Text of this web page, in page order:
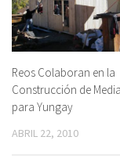
Reos Colaboran en la
Construcción de
para Yungay
ABRIL 22, 2010